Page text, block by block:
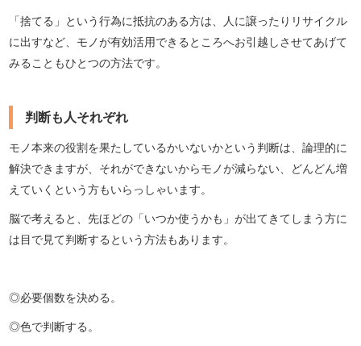
「捨てる」という行為に抵抗のある方は、人に譲ったりリサイクル
に出すなど、モノが有効活用できるところへお引越しさせてあげて
みることもひとつの方法です。
判断も人それぞれ
モノ本来の役割を果たしているかいないかという判断は、論理的に
解決できますが、それができないからモノが減らない、どんどん増
えていくという方もいらっしゃいます。
脳で考えると、先ほどの「いつか使うかも」が出てきてしまう方に
は目で見て判断するという方法もあります。
◎必要個数を決める。
◎色で判断する。